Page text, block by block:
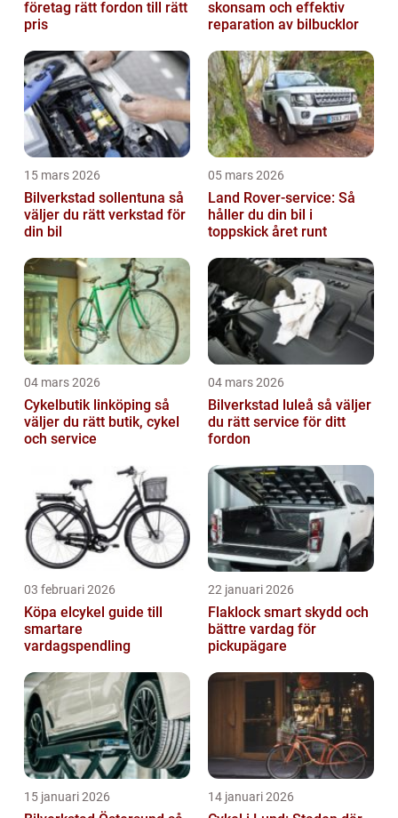
företag rätt fordon till rätt
pris
skonsam och effektiv
reparation av bilbucklor
15 mars 2026
Bilverkstad sollentuna så
väljer du rätt verkstad för
din bil
05 mars 2026
Land Rover-service: Så
håller du din bil i
toppskick året runt
04 mars 2026
Cykelbutik linköping så
väljer du rätt butik, cykel
och service
04 mars 2026
Bilverkstad luleå så väljer
du rätt service för ditt
fordon
03 februari 2026
Köpa elcykel guide till
smartare
vardagspendling
22 januari 2026
Flaklock smart skydd och
bättre vardag för
pickupägare
15 januari 2026 14 januari 2026